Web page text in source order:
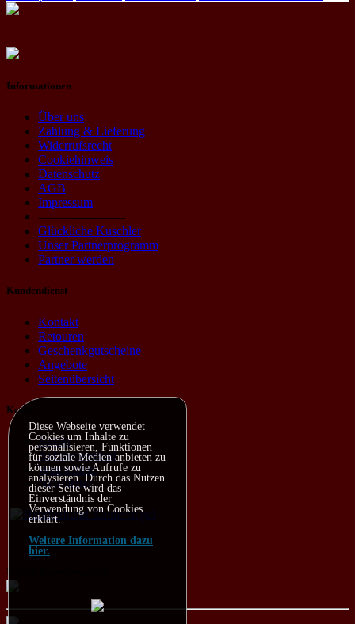
Informationen
Über uns
Zahlung & Lieferung
Widerrufsrecht
Cookiehinweis
Datenschutz
AGB
Impressum
----------------------
Glückliche Kuschler
Unser Partnerprogramm
Partner werden
Kundendienst
Kontakt
Retouren
Geschenkgutscheine
Angebote
Seitenübersicht
Konto
Konto
Auftragsverlauf
Wunschliste
Newsletter
Unser Interview auf:
Diese Webseite verwendet
Cookies um Inhalte zu
personalisieren, Funktionen
für soziale Medien anbieten zu
können sowie Aufrufe zu
analysieren. Durch das Nutzen
dieser Seite wird das
Einverständnis der
Verwendung von Cookies
erklärt.
Weitere Information dazu
hier.